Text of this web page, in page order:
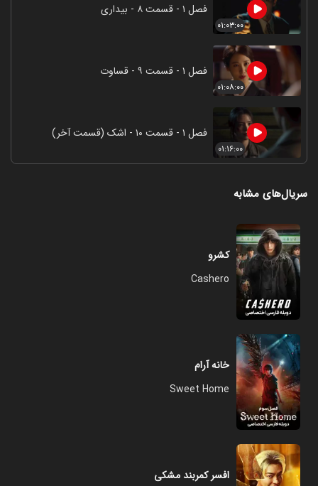
۰۱:۰۳:۰۰
فصل ۱ - قسمت ۸ - بیداری
۰۱:۰۸:۰۰
فصل ۱ - قسمت ۹ - قساوت
۰۱:۱۶:۰۰
فصل ۱ - قسمت ۱۰ - اشک (قسمت آخر)
سریال‌های مشابه
کشرو
Cashero
خانه آرام
Sweet Home
افسر کمربند مشکی